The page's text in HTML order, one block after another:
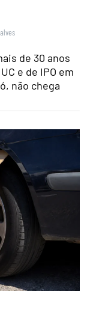
de 30 anos
e de IPO em
não chega